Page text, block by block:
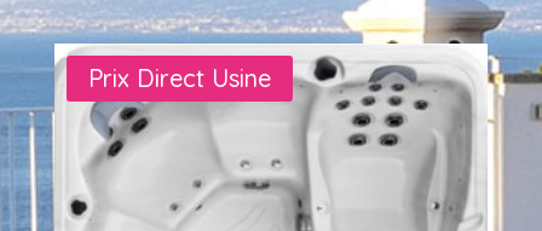
Prix Direct Usine